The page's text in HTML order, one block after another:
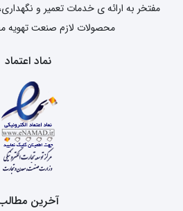
مفتخر به ارائه ی خدمات تعمیر و
محصولات لازم صنعت تهویه
نماد اعتماد
آخرین